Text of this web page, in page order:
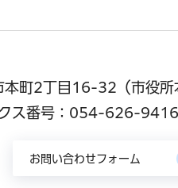
町2丁目16-32（市役所
ス番号：054-626-9416